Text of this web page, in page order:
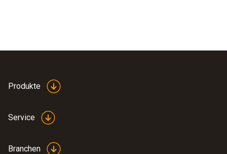
Produkte
Service
Branchen